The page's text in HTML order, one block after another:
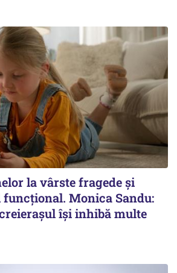
la vârste fragede și
Monica Sandu:
își inhibă multe